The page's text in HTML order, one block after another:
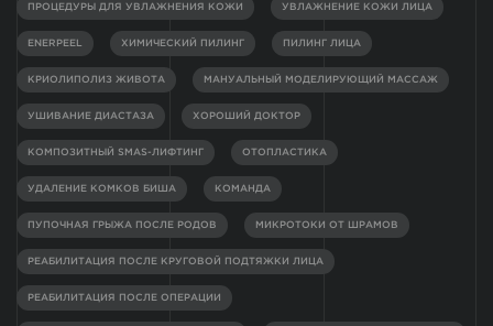
ПРОЦЕДУРЫ ДЛЯ УВЛАЖНЕНИЯ КОЖИ УВЛАЖНЕНИЕ КОЖИ ЛИЦА
ENERPEEL ХИМИЧЕСКИЙ ПИЛИНГ ПИЛИНГ ЛИЦА
КРИОЛИПОЛИЗ ЖИВОТА МАНУАЛЬНЫЙ МОДЕЛИРУЮЩИЙ МАССАЖ
УШИВАНИЕ ДИАСТАЗА ХОРОШИЙ ДОКТОР
КОМПОЗИТНЫЙ SMAS-ЛИФТИНГ ОТОПЛАСТИКА
УДАЛЕНИЕ КОМКОВ БИША КОМАНДА
ПУПОЧНАЯ ГРЫЖА ПОСЛЕ РОДОВ МИКРОТОКИ ОТ ШРАМОВ
РЕАБИЛИТАЦИЯ ПОСЛЕ КРУГОВОЙ ПОДТЯЖКИ ЛИЦА
РЕАБИЛИТАЦИЯ ПОСЛЕ ОПЕРАЦИИ